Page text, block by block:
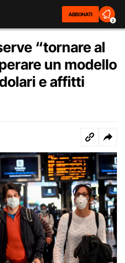
ABBONATI
2
“tornare al
un modello
e affitti